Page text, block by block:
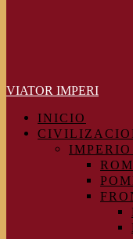
VIATOR IMPERI
INICIO